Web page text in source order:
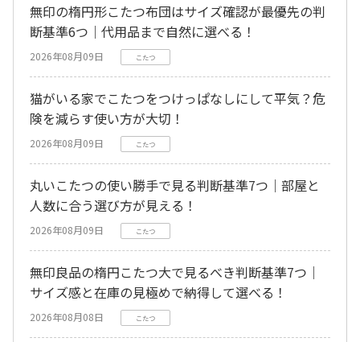
無印の楕円形こたつ布団はサイズ確認が最優先の判
断基準6つ｜代用品まで自然に選べる！
2026年08月09日 こたつ
猫がいる家でこたつをつけっぱなしにして平気？危
険を減らす使い方が大切！
2026年08月09日 こたつ
丸いこたつの使い勝手で見る判断基準7つ｜部屋と
人数に合う選び方が見える！
2026年08月09日 こたつ
無印良品の楕円こたつ大で見るべき判断基準7つ｜
サイズ感と在庫の見極めで納得して選べる！
2026年08月08日 こたつ